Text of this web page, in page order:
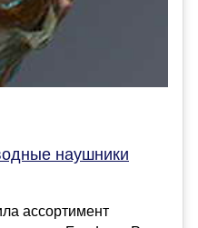
наушники
ассортимент